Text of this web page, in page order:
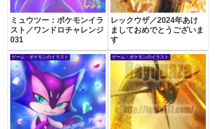
ミュウツー：ポケモンイラ
スト／ワンドロチャレンジ
031
レックウザ／2024年あけ
ましておめでとうございま
す
ゲーム・ポケモンのイラスト ゲーム・ポケモンのイラスト